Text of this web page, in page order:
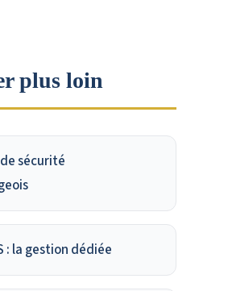
plus loin
sécurité
: la gestion dédiée